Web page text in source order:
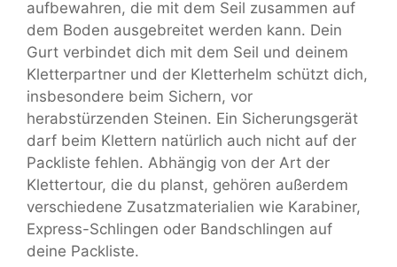
aufbewahren, die mit dem Seil zusammen auf
dem Boden ausgebreitet werden kann. Dein
Gurt verbindet dich mit dem Seil und deinem
Kletterpartner und der Kletterhelm schützt dich,
insbesondere beim Sichern, vor
herabstürzenden Steinen. Ein Sicherungsgerät
darf beim Klettern natürlich auch nicht auf der
Packliste fehlen. Abhängig von der Art der
Klettertour, die du planst, gehören außerdem
verschiedene Zusatzmaterialien wie Karabiner,
Express-Schlingen oder Bandschlingen auf
deine Packliste.